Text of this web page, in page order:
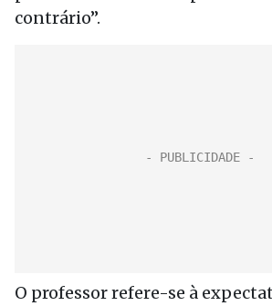
contrário”.
O professor refere-se à